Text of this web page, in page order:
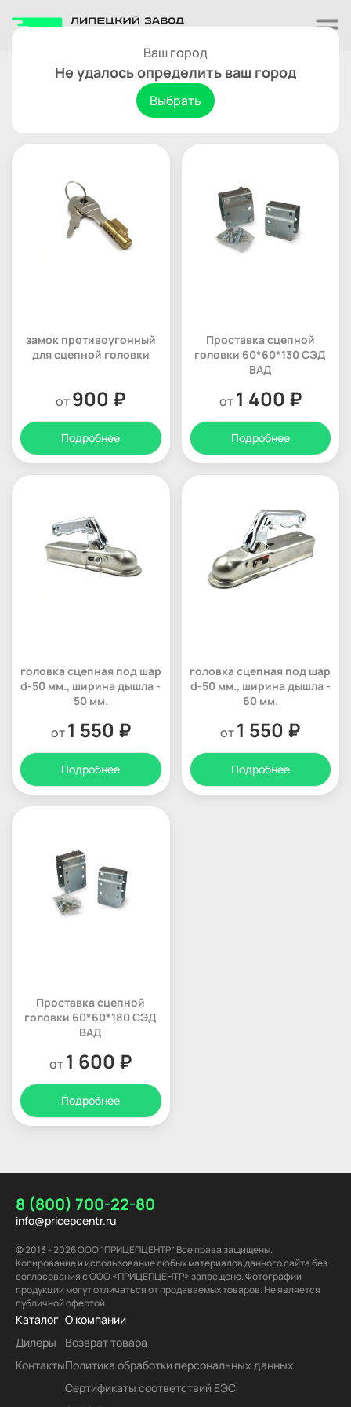
Ваш город
Не удалось определить ваш город
Выбрать
Комплектующие для прицепов
Замковые устройства
замок противоугонный
для сцепной головки
от900 ₽
Подробнее
Проставка сцепной
головки 60*60*130 СЭД
ВАД
от1 400 ₽
Подробнее
головка сцепная под шар
d-50 мм., ширина дышла -
50 мм.
от1 550 ₽
Подробнее
головка сцепная под шар
d-50 мм., ширина дышла -
60 мм.
от1 550 ₽
Подробнее
Проставка сцепной
головки 60*60*180 СЭД
ВАД
от1 600 ₽
Подробнее
8 (800) 700-22-80
info@pricepcentr.ru
© 2013 - 2026 ООО “ПРИЦЕПЦЕНТР” Все права защищены.
Копирование и использование любых материалов данного сайта без
согласования с ООО «ПРИЦЕПЦЕНТР» запрещено. Фотографии
продукции могут отличаться от продаваемых товаров. Не является
публичной офертой.
Каталог
Дилеры
Контакты
О компании
Возврат товара
Политика обработки персональных данных
Сертификаты соответствий ЕЭС